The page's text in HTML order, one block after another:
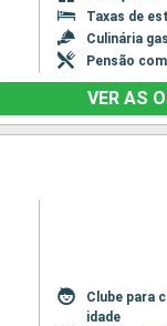
Taxas de
Culinária
Pensão
VER AS
Clube para
idade